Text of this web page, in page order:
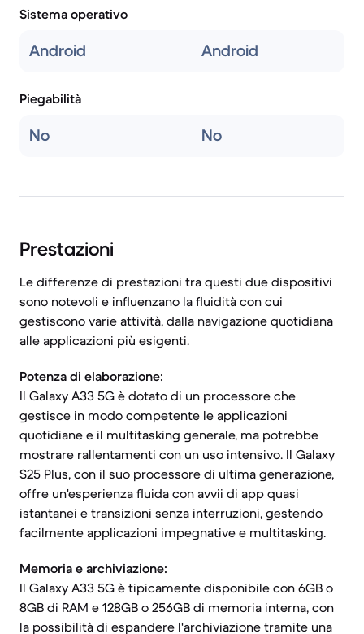
Sistema operativo
Android Android
Piegabilità
No No
Prestazioni
Le differenze di prestazioni tra questi due dispositivi
sono notevoli e influenzano la fluidità con cui
gestiscono varie attività, dalla navigazione quotidiana
alle applicazioni più esigenti.
Potenza di elaborazione:
Il Galaxy A33 5G è dotato di un processore che
gestisce in modo competente le applicazioni
quotidiane e il multitasking generale, ma potrebbe
mostrare rallentamenti con un uso intensivo. Il Galaxy
S25 Plus, con il suo processore di ultima generazione,
offre un'esperienza fluida con avvii di app quasi
istantanei e transizioni senza interruzioni, gestendo
facilmente applicazioni impegnative e multitasking.
Memoria e archiviazione:
Il Galaxy A33 5G è tipicamente disponibile con 6GB o
8GB di RAM e 128GB o 256GB di memoria interna, con
la possibilità di espandere l'archiviazione tramite una